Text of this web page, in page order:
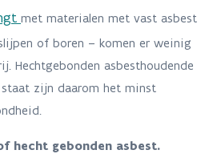
met materialen met vast asbest
of boren – komen er weinig
Hechtgebonden asbesthoudende
zijn daarom het minst
hecht gebonden asbest.